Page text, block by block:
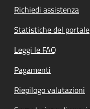
Richiedi assistenza
Statistiche del portale
Leggi le FAQ
Pagamenti
Riepilogo valutazioni